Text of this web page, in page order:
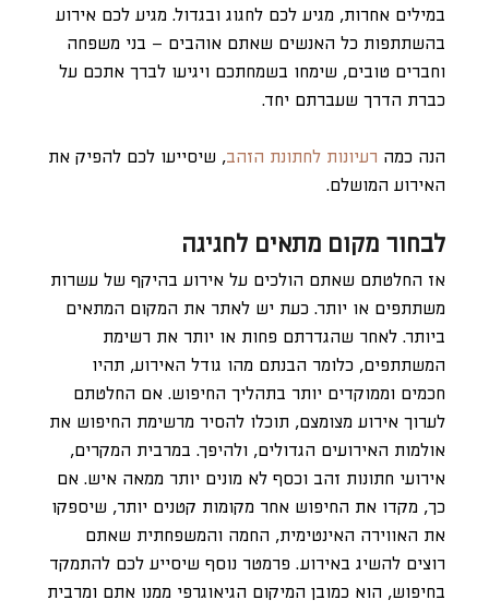
במילים אחרות, מגיע לכם לחגוג ובגדול. מגיע לכם אירוע
בהשתתפות כל האנשים שאתם אוהבים – בני משפחה
וחברים טובים, שימחו בשמחתכם ויגיעו לברך אתכם על
כברת הדרך שעברתם יחד.
הנה כמה רעיונות לחתונת הזהב, שיסייעו לכם להפיק את
האירוע המושלם.
לבחור מקום מתאים לחגיגה
אז החלטתם שאתם הולכים על אירוע בהיקף של עשרות
משתתפים או יותר. כעת יש לאתר את המקום המתאים
ביותר. לאחר שהגדרתם פחות או יותר את רשימת
המשתתפים, כלומר הבנתם מהו גודל האירוע, תהיו
חכמים וממוקדים יותר בתהליך החיפוש. אם החלטתם
לערוך אירוע מצומצם, תוכלו להסיר מרשימת החיפוש את
אולמות האירועים הגדולים, ולהיפך. במרבית המקרים,
אירועי חתונות זהב וכסף לא מונים יותר ממאה איש. אם
כך, מקדו את החיפוש אחר מקומות קטנים יותר, שיספקו
את האווירה האינטימית, החמה והמשפחתית שאתם
רוצים להשיג באירוע. פרמטר נוסף שיסייע לכם להתמקד
בחיפוש, הוא כמובן המיקום הגיאוגרפי ממנו אתם ומרבית